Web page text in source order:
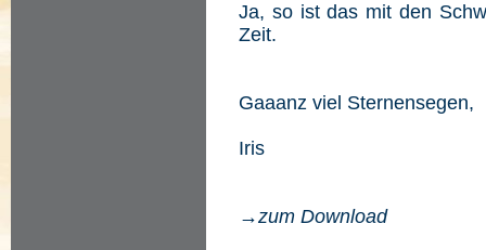
Ja, so ist das mit den
Zeit.
Gaaanz viel Sternensegen,
Iris
→zum Download